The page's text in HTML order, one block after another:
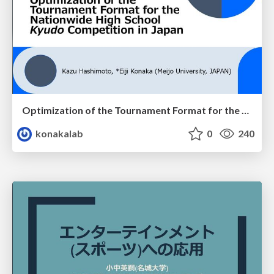
Optimization of the Tournament Format for the Nationwide High School Kyudo Competition in Japan
konakalab
0 240